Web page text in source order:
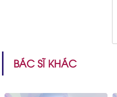
BÁC SĨ KHÁC